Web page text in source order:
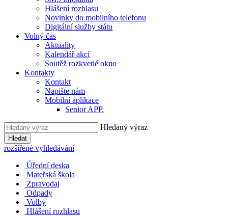
Hlášení rozhlasu
Novinky do mobilního telefonu
Digitální služby státu
Volný čas
Aktuality
Kalendář akcí
Soutěž rozkvetlé okno
Kontakty
Kontakt
Napište nám
Mobilní aplikace
Senior APP.
Hledaný výraz
Hledat
rozšířené vyhledávání
Úřední deska
Mateřská škola
Zpravodaj
Odpady
Volby
Hlášení rozhlasu